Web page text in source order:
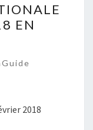
EN
2018